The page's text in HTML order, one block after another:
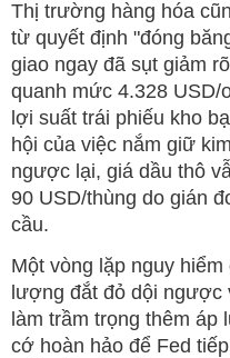
Thị trường hàng hóa
từ quyết định "đóng
giao ngay đã sụt giảm
quanh mức 4.328 USD/
lợi suất trái phiếu kho
hội của việc nắm giữ
ngược lại, giá dầu thô
90 USD/thùng do gián
cầu.
Một vòng lặp nguy
lượng đắt đỏ dội ngược
làm trầm trọng thêm áp
cớ hoàn hảo để Fed